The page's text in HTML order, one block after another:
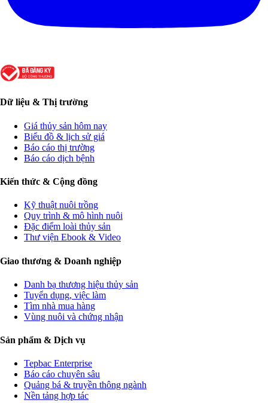
Dữ liệu & Thị trường
Giá thủy sản hôm nay
Biểu đồ & lịch sử giá
Báo cáo thị trường
Báo cáo dịch bệnh
Kiến thức & Cộng đồng
Kỹ thuật nuôi trồng
Quy trình & mô hình nuôi
Đặc điểm loài thủy sản
Thư viện Ebook & Video
Giao thương & Doanh nghiệp
Danh bạ thương hiệu thủy sản
Tuyển dụng, việc làm
Tìm nhà mua hàng
Vùng nuôi và chứng nhận
Sản phẩm & Dịch vụ
Tepbac Enterprise
Báo cáo chuyên sâu
Quảng bá & truyền thông ngành
Nền tảng hợp tác